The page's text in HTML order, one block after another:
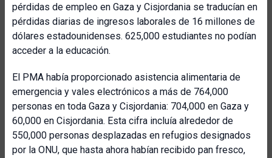
pérdidas de empleo en Gaza y Cisjordania se traducían en
pérdidas diarias de ingresos laborales de 16 millones de
dólares estadounidenses. 625,000 estudiantes no podían
acceder a la educación.
El PMA había proporcionado asistencia alimentaria de
emergencia y vales electrónicos a más de 764,000
personas en toda Gaza y Cisjordania: 704,000 en Gaza y
60,000 en Cisjordania. Esta cifra incluía alrededor de
550,000 personas desplazadas en refugios designados
por la ONU, que hasta ahora habían recibido pan fresco,